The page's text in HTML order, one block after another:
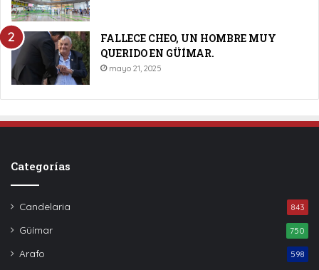
FALLECE CHEO, UN HOMBRE MUY
QUERIDO EN GÜÍMAR.
mayo 21, 2025
Categorías
Candelaria 843
Güímar 750
Arafo 598